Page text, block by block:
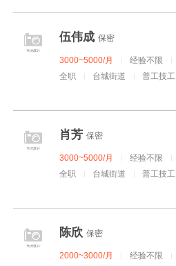
伍伟成保密
3000~5000/月 经验不限
全职
台城街道 普工技工
肖芳保密
3000~5000/月 经验不限
全职
台城街道 普工技工
陈欣保密
2000~3000/月 经验不限